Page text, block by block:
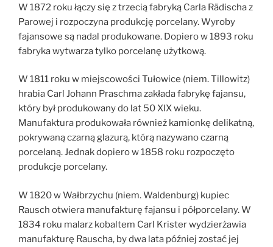
W 1872 roku łączy się z trzecią fabryką Carla Rädischa z
Parowej i rozpoczyna produkcję porcelany. Wyroby
fajansowe są nadal produkowane. Dopiero w 1893 roku
fabryka wytwarza tylko porcelanę użytkową.
W 1811 roku w miejscowości Tułowice (niem. Tillowitz)
hrabia Carl Johann Praschma zakłada fabrykę fajansu,
który był produkowany do lat 50 XIX wieku.
Manufaktura produkowała również kamionkę delikatną,
pokrywaną czarną glazurą, którą nazywano czarną
porcelaną. Jednak dopiero w 1858 roku rozpoczęto
produkcje porcelany.
W 1820 w Wałbrzychu (niem. Waldenburg) kupiec
Rausch otwiera manufakturę fajansu i półporcelany. W
1834 roku malarz kobaltem Carl Krister wydzierżawia
manufakturę Rauscha, by dwa lata później zostać jej